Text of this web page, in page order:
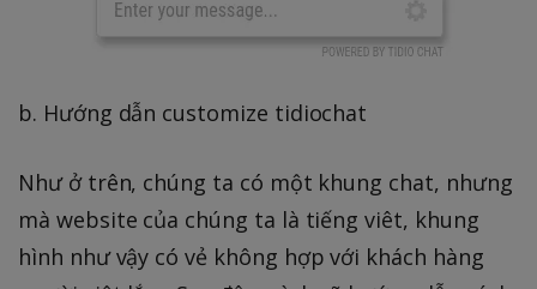
b. Hướng dẫn customize tidiochat
Như ở trên, chúng ta có một khung chat, nhưng
mà website của chúng ta là tiếng viêt, khung
hình như vậy có vẻ không hợp với khách hàng